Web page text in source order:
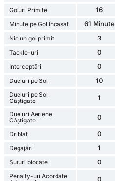
Goluri Primite 16
Minute pe Gol Încasat 61 Minute
Niciun gol primit 3
Tackle-uri 0
Interceptări 0
Dueluri pe Sol 10
Dueluri pe Sol
Câștigate
1
Dueluri Aeriene
Câștigate
0
Driblat 0
Degajări 1
Șuturi blocate 0
Penalty-uri Acordate
0